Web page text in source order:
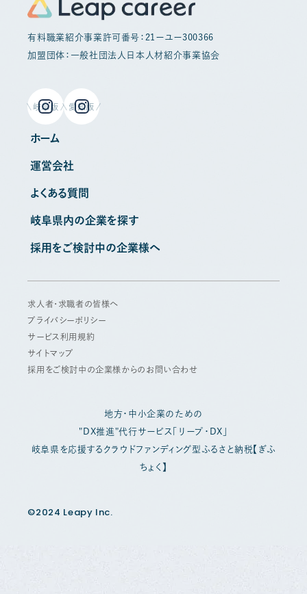
有料職業紹介事業許可番号：21ーユー300366
加盟団体：一般社団法人日本人材紹介事業協会
岐阜版 愛知版
ホーム
運営会社
よくある質問
岐阜県内の企業を探す
採用をご検討中の企業様へ
求人者・求職者の皆様へ
プライバシーポリシー
サービス利用規約
サイトマップ
採用をご検討中の企業様からのお問い合わせ
地方・中小企業のための
"DX推進"代行サービス「リープ・DX」
岐阜県を応援するクラウドファンディング型ふるさと納税【ぎふ
ちょく】
©2024 Leapy Inc.